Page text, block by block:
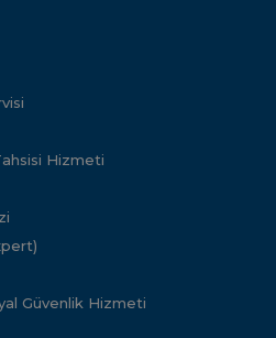
Hizmeti
Güvenlik Hizmeti